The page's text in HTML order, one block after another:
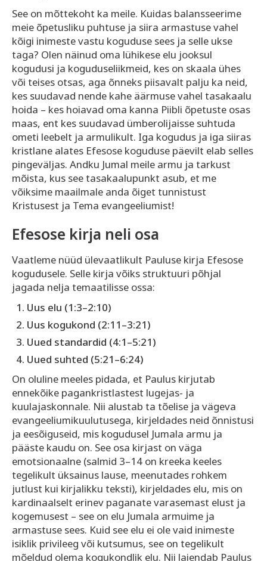
See on mõttekoht ka meile. Kuidas balansseerime
meie õpetusliku puhtuse ja siira armastuse vahel
kõigi inimeste vastu koguduse sees ja selle ukse
taga? Olen näinud oma lühikese elu jooksul
kogudusi ja koguduseliikmeid, kes on skaala ühes
või teises otsas, aga õnneks piisavalt palju ka neid,
kes suudavad nende kahe äärmuse vahel tasakaalu
hoida – kes hoiavad oma kanna Piibli õpetuste osas
maas, ent kes suudavad ümberolijaisse suhtuda
ometi leebelt ja armulikult. Iga kogudus ja iga siiras
kristlane alates Efesose koguduse päevilt elab selles
pingeväljas. Andku Jumal meile armu ja tarkust
mõista, kus see tasakaalupunkt asub, et me
võiksime maailmale anda õiget tunnistust
Kristusest ja Tema evangeeliumist!
Efesose kirja neli osa
Vaatleme nüüd ülevaatlikult Pauluse kirja Efesose
kogudusele. Selle kirja võiks struktuuri põhjal
jagada nelja temaatilisse ossa:
Uus elu (1:3–2:10)
Uus kogukond (2:11–3:21)
Uued standardid (4:1–5:21)
Uued suhted (5:21–6:24)
On oluline meeles pidada, et Paulus kirjutab
ennekõike pagankristlastest lugejas- ja
kuulajaskonnale. Nii alustab ta tõelise ja vägeva
evangeeliumikuulutusega, kirjeldades neid õnnistusi
ja eesõiguseid, mis kogudusel Jumala armu ja
pääste kaudu on. See osa kirjast on väga
emotsionaalne (salmid 3–14 on kreeka keeles
tegelikult üksainus lause, meenutades rohkem
jutlust kui kirjalikku teksti), kirjeldades elu, mis on
kardinaalselt erinev paganate varasemast elust ja
kogemusest – see on elu Jumala armuime ja
armastuse sees. Kuid see elu ei ole vaid inimeste
isiklik privileeg või kutsumus, see on tegelikult
mõeldud olema kogukondlik elu. Nii laiendab Paulus